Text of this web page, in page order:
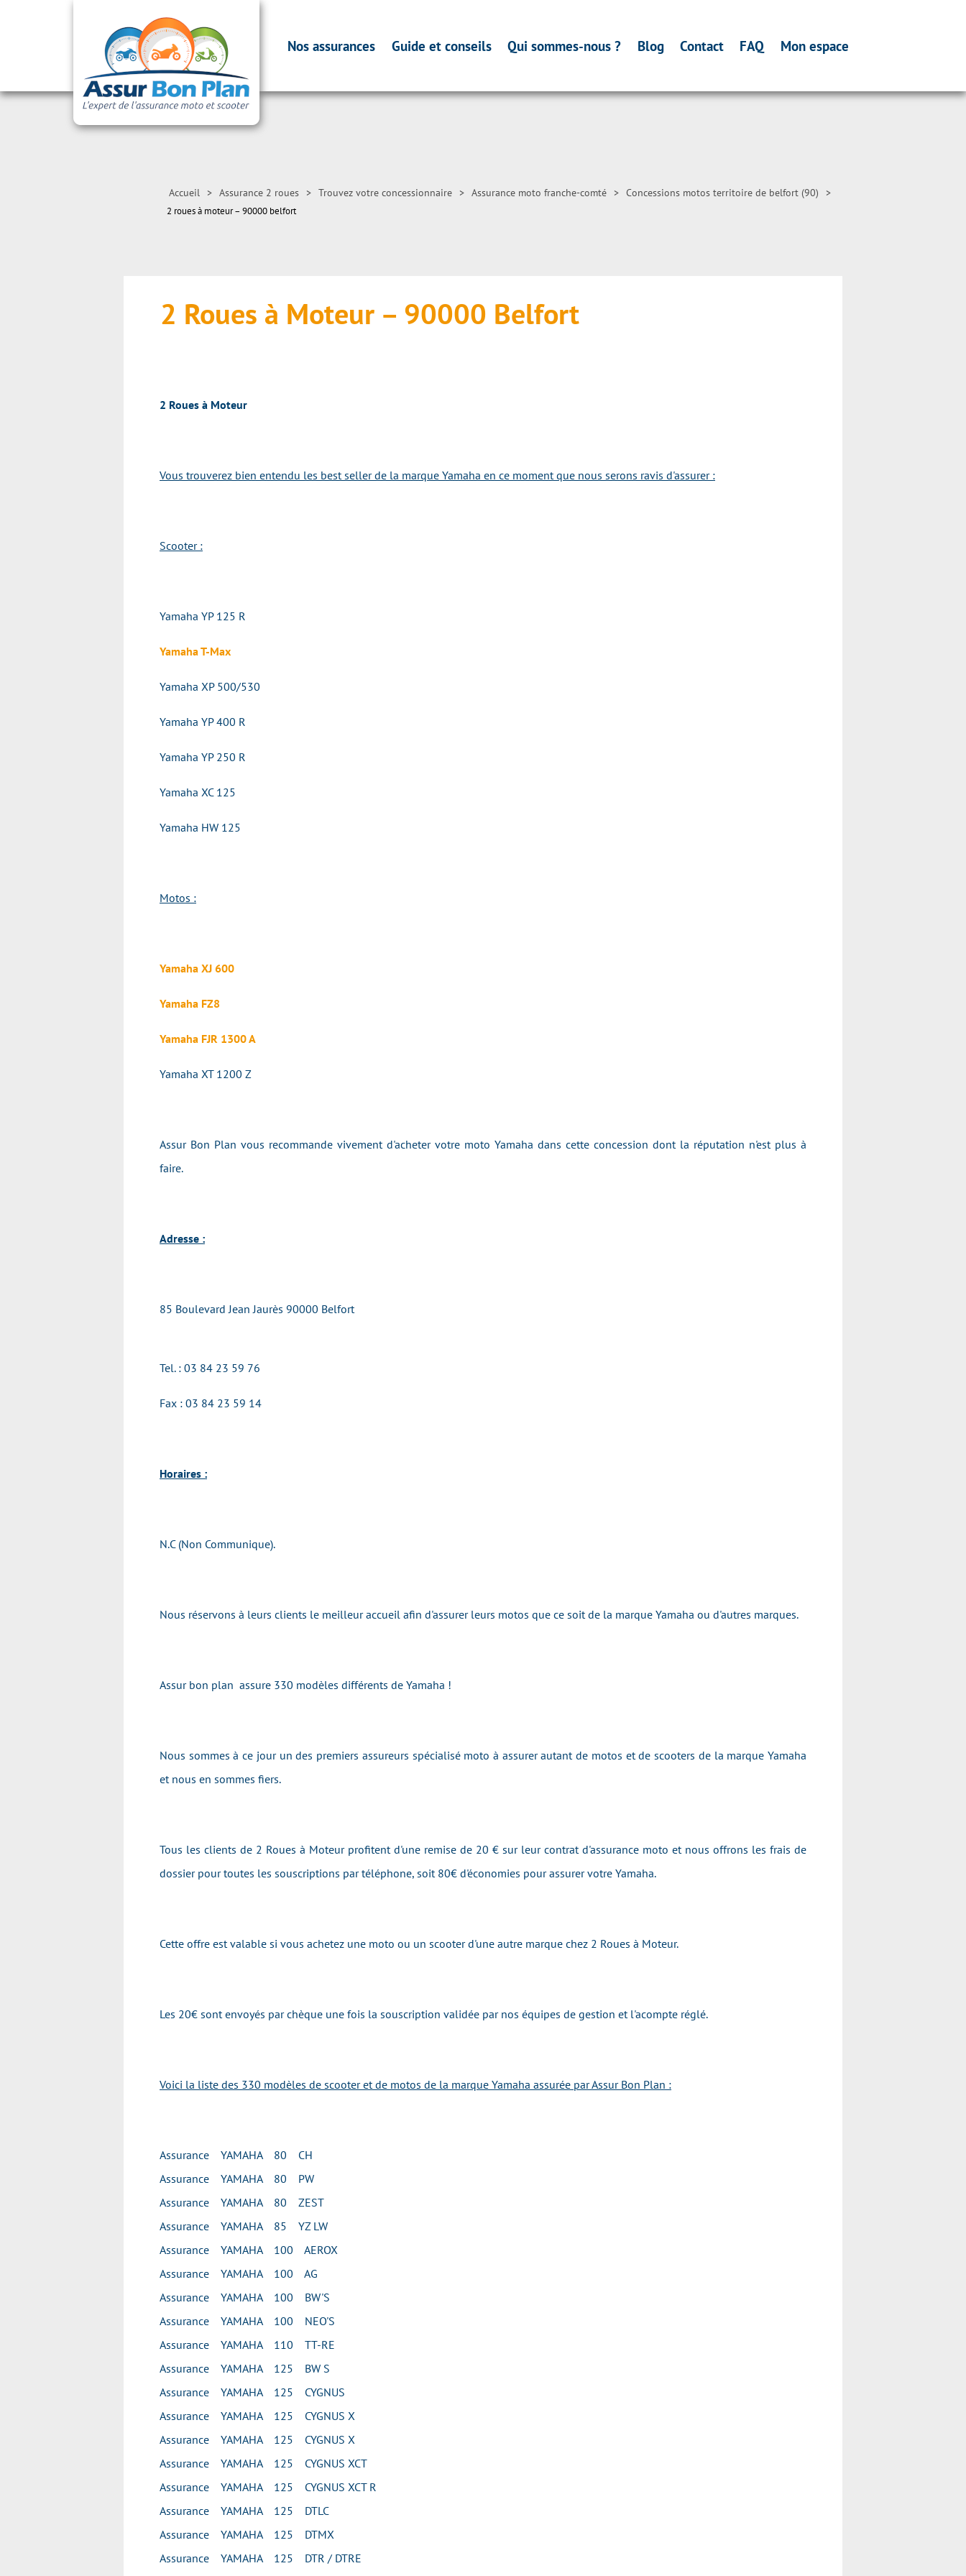
Nos assurances Guide et conseils Qui sommes-nous ? Blog Contact FAQ Mon espace
Accueil > Assurance 2 roues > Trouvez votre concessionnaire > Assurance moto franche-comté > Concessions motos territoire de belfort (90) >
2 roues à moteur – 90000 belfort
2 Roues à Moteur – 90000 Belfort
2 Roues à Moteur
Vous trouverez bien entendu les best seller de la marque Yamaha en ce moment que nous serons ravis d'assurer :
Scooter :
Yamaha YP 125 R
Yamaha T-Max
Yamaha XP 500/530
Yamaha YP 400 R
Yamaha YP 250 R
Yamaha XC 125
Yamaha HW 125
Motos :
Yamaha XJ 600
Yamaha FZ8
Yamaha FJR 1300 A
Yamaha XT 1200 Z
Assur Bon Plan vous recommande vivement d'acheter votre moto Yamaha dans cette concession dont la réputation n'est plus à
faire.
Adresse :
85 Boulevard Jean Jaurès 90000 Belfort
Tel. : 03 84 23 59 76
Fax : 03 84 23 59 14
Horaires :
N.C (Non Communique).
Nous réservons à leurs clients le meilleur accueil afin d'assurer leurs motos que ce soit de la marque Yamaha ou d'autres marques.
Assur bon plan assure 330 modèles différents de Yamaha !
Nous sommes à ce jour un des premiers assureurs spécialisé moto à assurer autant de motos et de scooters de la marque Yamaha
et nous en sommes fiers.
Tous les clients de 2 Roues à Moteur profitent d'une remise de 20 € sur leur contrat d'assurance moto et nous offrons les frais de
dossier pour toutes les souscriptions par téléphone, soit 80€ d'économies pour assurer votre Yamaha.
Cette offre est valable si vous achetez une moto ou un scooter d'une autre marque chez 2 Roues à Moteur.
Les 20€ sont envoyés par chèque une fois la souscription validée par nos équipes de gestion et l'acompte réglé.
Voici la liste des 330 modèles de scooter et de motos de la marque Yamaha assurée par Assur Bon Plan :
Assurance YAMAHA 80 CH
Assurance YAMAHA 80 PW
Assurance YAMAHA 80 ZEST
Assurance YAMAHA 85 YZ LW
Assurance YAMAHA 100 AEROX
Assurance YAMAHA 100 AG
Assurance YAMAHA 100 BW'S
Assurance YAMAHA 100 NEO'S
Assurance YAMAHA 110 TT-RE
Assurance YAMAHA 125 BW S
Assurance YAMAHA 125 CYGNUS
Assurance YAMAHA 125 CYGNUS X
Assurance YAMAHA 125 CYGNUS X
Assurance YAMAHA 125 CYGNUS XCT
Assurance YAMAHA 125 CYGNUS XCT R
Assurance YAMAHA 125 DTLC
Assurance YAMAHA 125 DTMX
Assurance YAMAHA 125 DTR / DTRE